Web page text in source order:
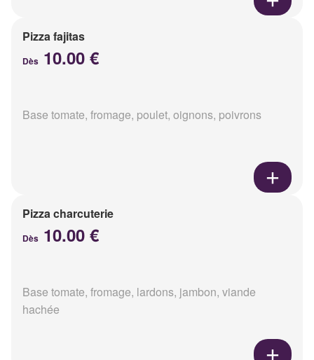
Pizza fajitas
Dès 10.00 €
Base tomate, fromage, poulet, oignons, poivrons
Pizza charcuterie
Dès 10.00 €
Base tomate, fromage, lardons, jambon, viande
hachée